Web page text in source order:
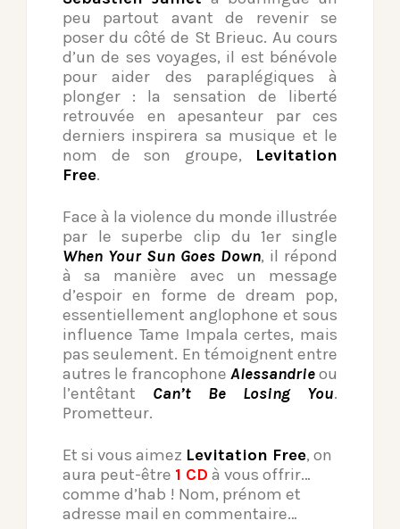
peu partout avant de revenir se
poser du côté de St Brieuc. Au cours
d’un de ses voyages, il est bénévole
pour aider des paraplégiques à
plonger : la sensation de liberté
retrouvée en apesanteur par ces
derniers inspirera sa musique et le
nom de son groupe, Levitation
Free.
Face à la violence du monde illustrée
par le superbe clip du 1er single
When Your Sun Goes Down, il répond
à sa manière avec un message
d’espoir en forme de dream pop,
essentiellement anglophone et sous
influence Tame Impala certes, mais
pas seulement. En témoignent entre
autres le francophone Alessandrieou
l’entêtant Can’t Be Losing You.
Prometteur.
Et si vous aimez Levitation Free, on
aura peut-être 1 CD à vous offrir…
comme d’hab ! Nom, prénom et
adresse mail en commentaire…